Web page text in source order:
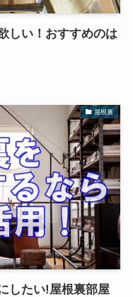
しい！おすすめのは
屋根裏
したい!屋根裏部屋